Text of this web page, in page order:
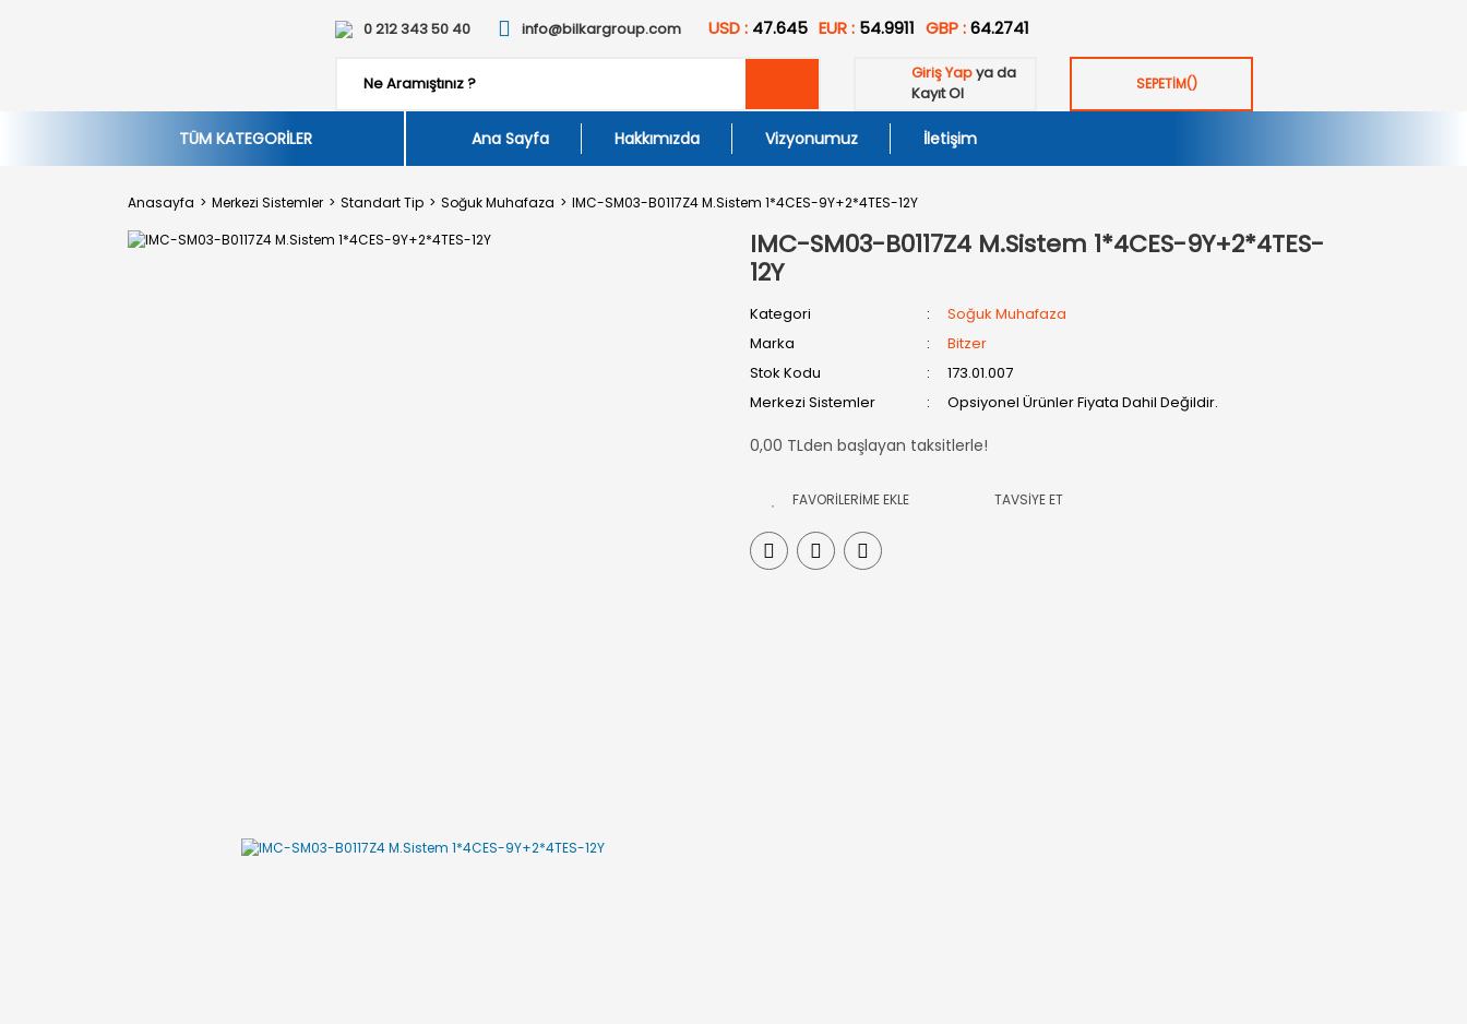
0 212 343 50 40 info@bilkargroup.com USD : 47.645 EUR : 54.9911 GBP :64.2741
Giriş Yapya da
Kayıt Ol
SEPETİM()
TÜM KATEGORİLER Ana Sayfa Hakkımızda Vizyonumuz İletişim
Anasayfa Merkezi Sistemler Standart Tip Soğuk Muhafaza IMC-SM03-B0117Z4 M.Sistem 1*4CES-9Y+2*4TES-12Y
IMC-SM03-B0117Z4 M.Sistem 1*4CES-9Y+2*4TES-
12Y
Kategori
Soğuk Muhafaza
Marka
Bitzer
Stok Kodu
173.01.007
Merkezi Sistemler
Opsiyonel Ürünler Fiyata Dahil Değildir.
0,00 TLden başlayan taksitlerle!
TAVSİYE ET